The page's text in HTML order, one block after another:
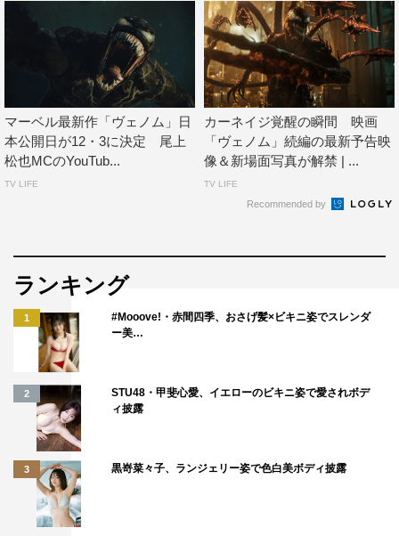
DISH//がヴェノムに!?「ヴェノム：レット・ゼ
ア・ビー・カーネイジ」日本版主題歌決定 特別
映像
作品情報
マーベル最新作「ヴェノム」日
本公開日が12・3に決定 尾上
松也MCのYouTub...
TV LIFE
カーネイジ覚醒の瞬間 映画
「ヴェノム」続編の最新予告映
像＆新場面写真が解禁 | ...
TV LIFE
Recommended by
ランキング
1
#Mooove!・赤間四季、おさげ髪×ビキニ姿でスレンダ
ー美…
2
STU48・甲斐心愛、イエローのビキニ姿で愛されボデ
ィ披露
3 黒嵜菜々子、ランジェリー姿で色白美ボディ披露